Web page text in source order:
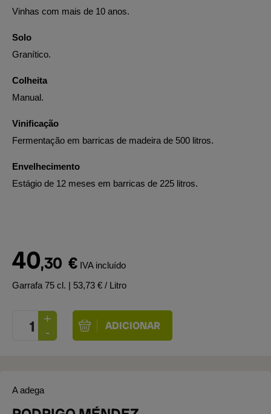
Vinhas com mais de 10 anos.
Solo
Granítico.
Colheita
Manual.
Vinificação
Fermentação em barricas de madeira de 500 litros.
Envelhecimento
Estágio de 12 meses em barricas de 225 litros.
40,30 € IVA incluído
Garrafa 75 cl. | 53,73 € / Litro
A adega